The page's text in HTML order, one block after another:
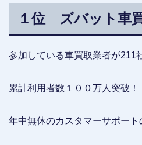
１位 ズバット車
参加している車買取業者が211
累計利用者数１００万人突破！
年中無休のカスタマーサポート